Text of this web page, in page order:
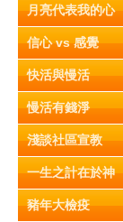
月亮代表我的心
信心 vs 感覺
快活與慢活
慢活有錢淨
淺談社區宣教
一生之計在於神
豬年大檢疫